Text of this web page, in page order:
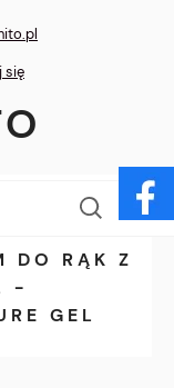
się
DO RĄK Z
-
GEL